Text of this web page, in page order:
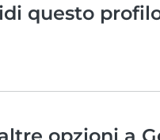
questo
opzioni a